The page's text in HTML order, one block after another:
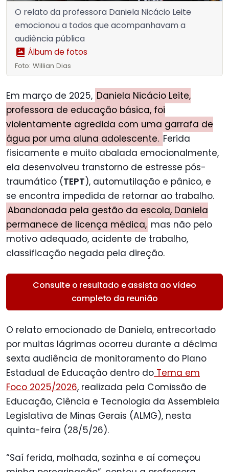
O relato da professora Daniela Nicácio Leite
emocionou a todos que acompanhavam a
audiência pública
Álbum de fotos
Foto: Willian Dias
Em março de 2025, Daniela Nicácio Leite,
professora de educação básica, foi
violentamente agredida com uma garrafa de
água por uma aluna adolescente. Ferida
fisicamente e muito abalada emocionalmente,
ela desenvolveu transtorno de estresse pós-
traumático (TEPT), automutilação e pânico, e
se encontra impedida de retornar ao trabalho.
Abandonada pela gestão da escola, Daniela
permanece de licença médica, mas não pelo
motivo adequado, acidente de trabalho,
classificação negada pela direção.
Consulte o resultado e assista ao vídeo
completo da reunião
O relato emocionado de Daniela, entrecortado
por muitas lágrimas ocorreu durante a décima
sexta audiência de monitoramento do Plano
Estadual de Educação dentro do Tema em
Foco 2025/2026, realizada pela Comissão de
Educação, Ciência e Tecnologia da Assembleia
Legislativa de Minas Gerais (ALMG), nesta
quinta-feira (28/5/26).
“Saí ferida, molhada, sozinha e aí começou